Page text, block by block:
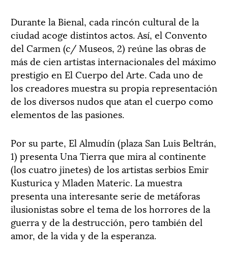
Durante la Bienal, cada rincón cultural de la
ciudad acoge distintos actos. Así, el Convento
del Carmen (c/ Museos, 2) reúne las obras de
más de cien artistas internacionales del máximo
prestigio en El Cuerpo del Arte. Cada uno de
los creadores muestra su propia representación
de los diversos nudos que atan el cuerpo como
elementos de las pasiones.
Por su parte, El Almudín (plaza San Luis Beltrán,
1) presenta Una Tierra que mira al continente
(los cuatro jinetes) de los artistas serbios Emir
Kusturica y Mladen Materic. La muestra
presenta una interesante serie de metáforas
ilusionistas sobre el tema de los horrores de la
guerra y de la destrucción, pero también del
amor, de la vida y de la esperanza.